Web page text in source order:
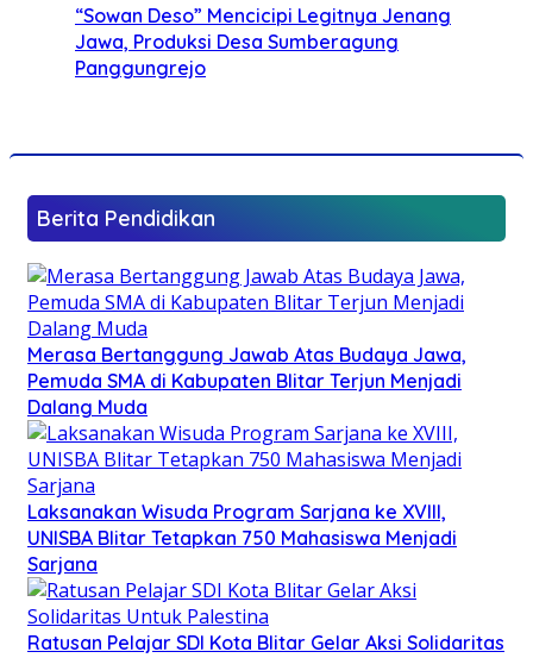
“Sowan Deso” Mencicipi Legitnya Jenang
Jawa, Produksi Desa Sumberagung
Panggungrejo
Berita Pendidikan
Merasa Bertanggung Jawab Atas Budaya Jawa,
Pemuda SMA di Kabupaten Blitar Terjun Menjadi
Dalang Muda
Laksanakan Wisuda Program Sarjana ke XVIII,
UNISBA Blitar Tetapkan 750 Mahasiswa Menjadi
Sarjana
Ratusan Pelajar SDI Kota Blitar Gelar Aksi Solidaritas